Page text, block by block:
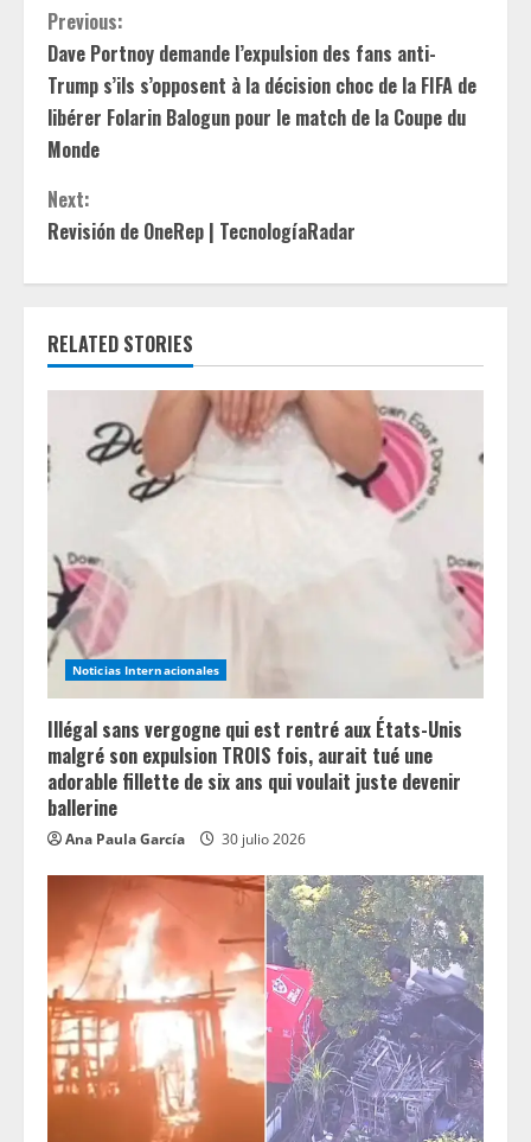
C
o
n
t
i
n
u
e
e
d
i
n
g
Previous:
Dave Portnoy demande l’expulsion des fans anti-
Trump s’ils s’opposent à la décision choc de la FIFA de
libérer Folarin Balogun pour le match de la Coupe du
Monde
Next:
Revisión de OneRep | TecnologíaRadar
RELATED STORIES
Noticias Internacionales
Illégal sans vergogne qui est rentré aux États-Unis
malgré son expulsion TROIS fois, aurait tué une
adorable fillette de six ans qui voulait juste devenir
ballerine
Ana Paula García 30 julio 2026